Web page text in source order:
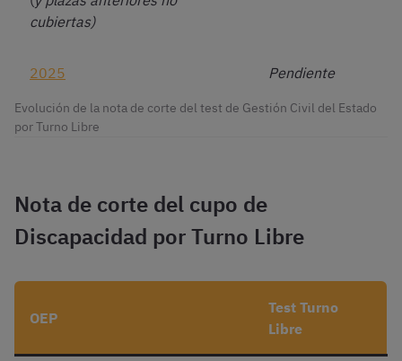
cubiertas)
2025 Pendiente
Evolución de la nota de corte del test de Gestión Civil del Estado
por Turno Libre
Nota de corte del cupo de
Discapacidad por Turno Libre
OEP
Test Turno
Libre